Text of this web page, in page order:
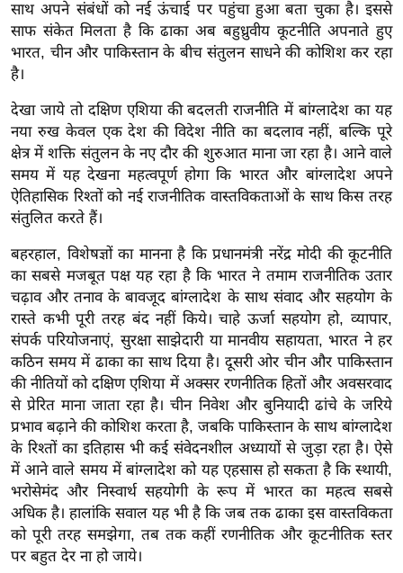
B
r
e
a
k
i
n
g
N
e
w
s
ला
इ
फ
स्टा
इ
ल
टे
क्नॉ
लॉ
जी
ब्यू
टी
साथ अपने संबंधों को नई ऊंचाई पर पहुंचा हुआ बता चुका है। इससे
साफ संकेत मिलता है कि ढाका अब बहुध्रुवीय कूटनीति अपनाते हुए
भारत, चीन और पाकिस्तान के बीच संतुलन साधने की कोशिश कर रहा
है।
देखा जाये तो दक्षिण एशिया की बदलती राजनीति में बांग्लादेश का यह
नया रुख केवल एक देश की विदेश नीति का बदलाव नहीं, बल्कि पूरे
क्षेत्र में शक्ति संतुलन के नए दौर की शुरुआत माना जा रहा है। आने वाले
समय में यह देखना महत्वपूर्ण होगा कि भारत और बांग्लादेश अपने
ऐतिहासिक रिश्तों को नई राजनीतिक वास्तविकताओं के साथ किस तरह
संतुलित करते हैं।
बहरहाल, विशेषज्ञों का मानना है कि प्रधानमंत्री नरेंद्र मोदी की कूटनीति
का सबसे मजबूत पक्ष यह रहा है कि भारत ने तमाम राजनीतिक उतार
चढ़ाव और तनाव के बावजूद बांग्लादेश के साथ संवाद और सहयोग के
रास्ते कभी पूरी तरह बंद नहीं किये। चाहे ऊर्जा सहयोग हो, व्यापार,
संपर्क परियोजनाएं, सुरक्षा साझेदारी या मानवीय सहायता, भारत ने हर
कठिन समय में ढाका का साथ दिया है। दूसरी ओर चीन और पाकिस्तान
की नीतियों को दक्षिण एशिया में अक्सर रणनीतिक हितों और अवसरवाद
से प्रेरित माना जाता रहा है। चीन निवेश और बुनियादी ढांचे के जरिये
प्रभाव बढ़ाने की कोशिश करता है, जबकि पाकिस्तान के साथ बांग्लादेश
के रिश्तों का इतिहास भी कई संवेदनशील अध्यायों से जुड़ा रहा है। ऐसे
में आने वाले समय में बांग्लादेश को यह एहसास हो सकता है कि स्थायी,
भरोसेमंद और निस्वार्थ सहयोगी के रूप में भारत का महत्व सबसे
अधिक है। हालांकि सवाल यह भी है कि जब तक ढाका इस वास्तविकता
को पूरी तरह समझेगा, तब तक कहीं रणनीतिक और कूटनीतिक स्तर
पर बहुत देर ना हो जाये।